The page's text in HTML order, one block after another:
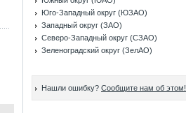
Юго-Западный округ (ЮЗАО)
Западный округ (ЗАО)
Северо-Западный округ (СЗАО)
Зеленоградский округ (ЗелАО)
Нашли ошибку? Сообщите нам об этом!